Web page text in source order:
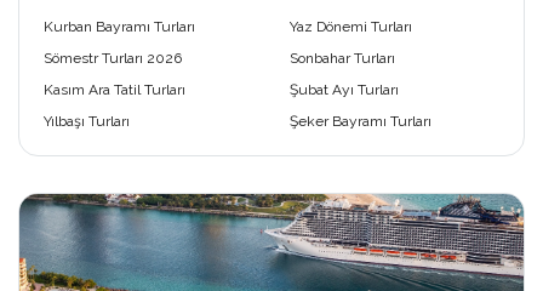
Kurban Bayramı Turları
Yaz Dönemi Turları
Sömestr Turları 2026
Sonbahar Turları
Kasım Ara Tatil Turları
Şubat Ayı Turları
Yılbaşı Turları
Şeker Bayramı Turları